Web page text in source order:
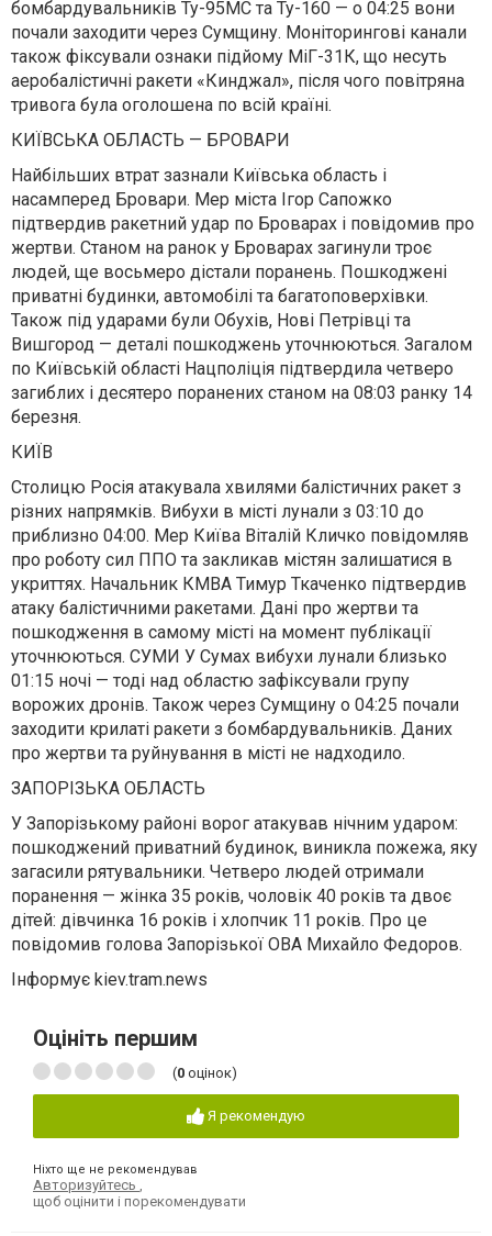
бомбардувальників Ту-95МС та Ту-160 — о 04:25 вони
почали заходити через Сумщину. Моніторингові канали
також фіксували ознаки підйому МіГ-31К, що несуть
аеробалістичні ракети «Кинджал», після чого повітряна
тривога була оголошена по всій країні.
КИЇВСЬКА ОБЛАСТЬ — БРОВАРИ
Найбільших втрат зазнали Київська область і
насамперед Бровари. Мер міста Ігор Сапожко
підтвердив ракетний удар по Броварах і повідомив про
жертви. Станом на ранок у Броварах загинули троє
людей, ще восьмеро дістали поранень. Пошкоджені
приватні будинки, автомобілі та багатоповерхівки.
Також під ударами були Обухів, Нові Петрівці та
Вишгород — деталі пошкоджень уточнюються. Загалом
по Київській області Нацполіція підтвердила четверо
загиблих і десятеро поранених станом на 08:03 ранку 14
березня.
КИЇВ
Столицю Росія атакувала хвилями балістичних ракет з
різних напрямків. Вибухи в місті лунали з 03:10 до
приблизно 04:00. Мер Київа Віталій Кличко повідомляв
про роботу сил ППО та закликав містян залишатися в
укриттях. Начальник КМВА Тимур Ткаченко підтвердив
атаку балістичними ракетами. Дані про жертви та
пошкодження в самому місті на момент публікації
уточнюються. СУМИ У Сумах вибухи лунали близько
01:15 ночі — тоді над областю зафіксували групу
ворожих дронів. Також через Сумщину о 04:25 почали
заходити крилаті ракети з бомбардувальників. Даних
про жертви та руйнування в місті не надходило.
ЗАПОРІЗЬКА ОБЛАСТЬ
У Запорізькому районі ворог атакував нічним ударом:
пошкоджений приватний будинок, виникла пожежа, яку
загасили рятувальники. Четверо людей отримали
поранення — жінка 35 років, чоловік 40 років та двоє
дітей: дівчинка 16 років і хлопчик 11 років. Про це
повідомив голова Запорізької ОВА Михайло Федоров.
Інформує kiev.tram.news
Оцініть першим
(0 оцінок)
Я рекомендую
Ніхто ще не рекомендував
Авторизуйтесь ,
щоб оцінити і порекомендувати